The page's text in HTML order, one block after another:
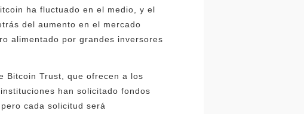
ha fluctuado en el medio, y el
del aumento en el mercado
alimentado por grandes inversores
Bitcoin Trust, que ofrecen a los
han solicitado fondos
cada solicitud será